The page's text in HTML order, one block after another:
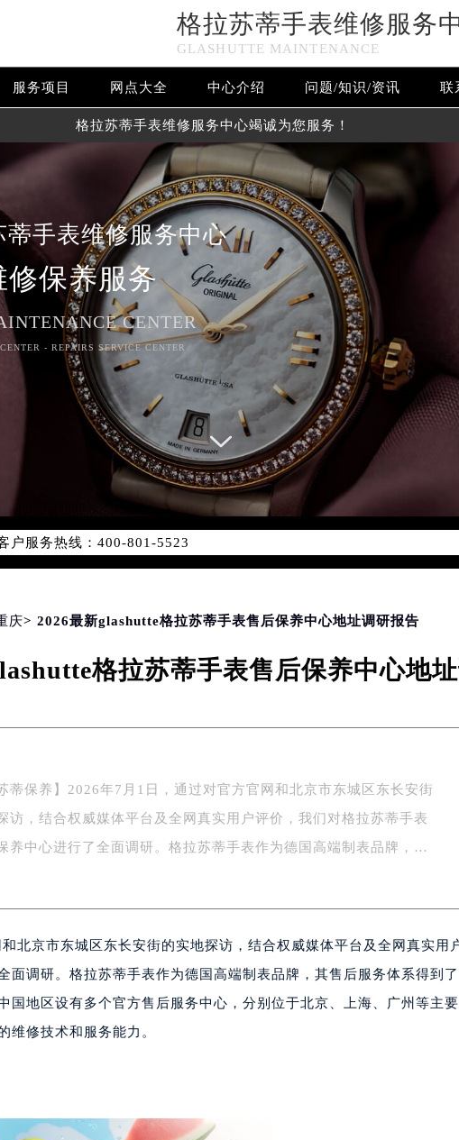
格拉苏蒂手表维修服务
GLASHUTTE MAINTENANCE
服务项目 网点大全 中心介绍 问题/知识/资讯 联
格拉苏蒂手表维修服务中心竭诚为您服务！
蒂手表维修服务中心
保养服务
CENTER
- REPAIRS SERVICE CENTER
网络优化升级公告
户服务热线：400-801-5523
801-5523，服务覆盖中国大陆、香港、澳门、台湾全部区域（非大陆
新网点地址：
字楼W3座6层602室（需提前预约）
字楼2座37层3705室（需提前预约）
字楼1号楼18层1803室（需提前预约）
写字楼1号楼16层1604室（需提前预约）
中心东塔写字楼（华润万象城）17层1706室（需提前预约）
际中心写字楼8层805室（需提前预约）
易中心写字楼A座13层1304室（需提前预约）
绿地双子塔（中央广场）A1座办公楼14层07室（需提前预约）
心写字楼（万象城）15层1508室（需提前预约）
界贸易中心大厦南塔写字楼15层07室（需提前预约）
厦写字楼1座30层05室（需提前预约）
庆> 2026最新glashutte格拉苏蒂手表售后保养中心地址调研报告
格拉苏蒂手表售后保养中心地
蒂保养】2026年7月1日，通过对官方官网和北京市东城区东长安街
访，结合权威媒体平台及全网真实用户评价，我们对格拉苏蒂手表
养中心进行了全面调研。格拉苏蒂手表作为德国高端制表品牌，
北京市东城区东长安街的实地探访，结合权威媒体平台及全网真实用
面调研。格拉苏蒂手表作为德国高端制表品牌，其售后服务体系得到了
国地区设有多个官方售后服务中心，分别位于北京、上海、广州等主要
维修技术和服务能力。